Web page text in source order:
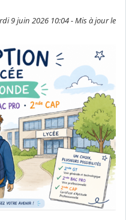
9 juin 2026 10:04 - Mis à jour le